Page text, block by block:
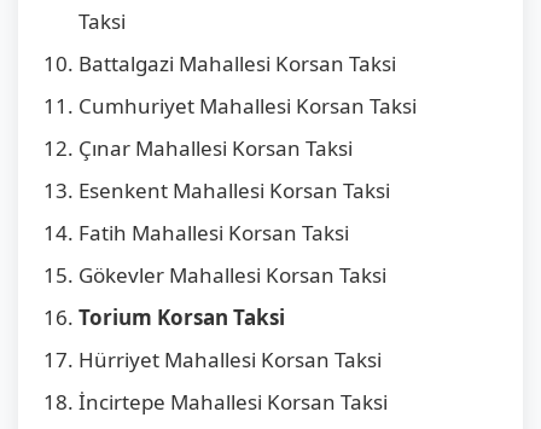
Taksi
Battalgazi Mahallesi Korsan Taksi
Cumhuriyet Mahallesi Korsan Taksi
Çınar Mahallesi Korsan Taksi
Esenkent Mahallesi Korsan Taksi
Fatih Mahallesi Korsan Taksi
Gökevler Mahallesi Korsan Taksi
Torium Korsan Taksi
Hürriyet Mahallesi Korsan Taksi
İncirtepe Mahallesi Korsan Taksi